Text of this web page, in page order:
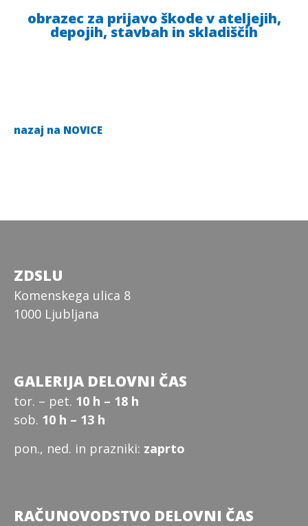
obrazec za prijavo škode v ateljejih,
depojih, stavbah in skladiščih
nazaj na NOVICE
ZDSLU
Komenskega ulica 8
1000 Ljubljana
GALERIJA DELOVNI ČAS
tor. – pet. 10 h – 18 h
sob. 10 h – 13 h
pon., ned. in prazniki: zaprto
RAČUNOVODSTVO DELOVNI ČAS